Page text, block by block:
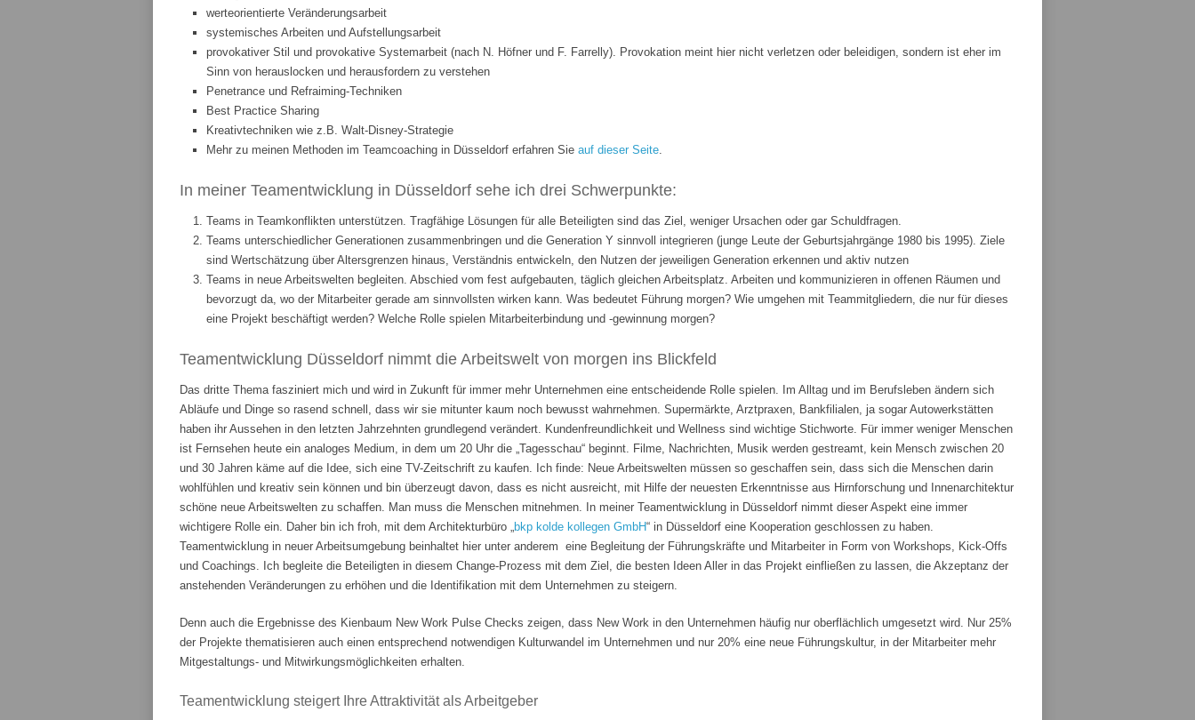
werteorientierte Veränderungsarbeit
systemisches Arbeiten und Aufstellungsarbeit
provokativer Stil und provokative Systemarbeit (nach N. Höfner und F. Farrelly). Provokation meint hier nicht verletzen oder beleidigen, sondern ist eher im
Sinn von herauslocken und herausfordern zu verstehen
Penetrance und Refraiming-Techniken
Best Practice Sharing
Kreativtechniken wie z.B. Walt-Disney-Strategie
Mehr zu meinen Methoden im Teamcoaching in Düsseldorf erfahren Sie auf dieser Seite.
In meiner Teamentwicklung in Düsseldorf sehe ich drei Schwerpunkte:
Teams in Teamkonflikten unterstützen. Tragfähige Lösungen für alle Beteiligten sind das Ziel, weniger Ursachen oder gar Schuldfragen.
Teams unterschiedlicher Generationen zusammenbringen und die Generation Y sinnvoll integrieren (junge Leute der Geburtsjahrgänge 1980 bis 1995). Ziele
sind Wertschätzung über Altersgrenzen hinaus, Verständnis entwickeln, den Nutzen der jeweiligen Generation erkennen und aktiv nutzen
Teams in neue Arbeitswelten begleiten. Abschied vom fest aufgebauten, täglich gleichen Arbeitsplatz. Arbeiten und kommunizieren in offenen Räumen und
bevorzugt da, wo der Mitarbeiter gerade am sinnvollsten wirken kann. Was bedeutet Führung morgen? Wie umgehen mit Teammitgliedern, die nur für dieses
eine Projekt beschäftigt werden? Welche Rolle spielen Mitarbeiterbindung und -gewinnung morgen?
Teamentwicklung Düsseldorf nimmt die Arbeitswelt von morgen ins Blickfeld
Das dritte Thema fasziniert mich und wird in Zukunft für immer mehr Unternehmen eine entscheidende Rolle spielen. Im Alltag und im Berufsleben ändern sich
Abläufe und Dinge so rasend schnell, dass wir sie mitunter kaum noch bewusst wahrnehmen. Supermärkte, Arztpraxen, Bankfilialen, ja sogar Autowerkstätten
haben ihr Aussehen in den letzten Jahrzehnten grundlegend verändert. Kundenfreundlichkeit und Wellness sind wichtige Stichworte. Für immer weniger Menschen
ist Fernsehen heute ein analoges Medium, in dem um 20 Uhr die „Tagesschau“ beginnt. Filme, Nachrichten, Musik werden gestreamt, kein Mensch zwischen 20
und 30 Jahren käme auf die Idee, sich eine TV-Zeitschrift zu kaufen. Ich finde: Neue Arbeitswelten müssen so geschaffen sein, dass sich die Menschen darin
wohlfühlen und kreativ sein können und bin überzeugt davon, dass es nicht ausreicht, mit Hilfe der neuesten Erkenntnisse aus Hirnforschung und Innenarchitektur
schöne neue Arbeitswelten zu schaffen. Man muss die Menschen mitnehmen. In meiner Teamentwicklung in Düsseldorf nimmt dieser Aspekt eine immer
wichtigere Rolle ein. Daher bin ich froh, mit dem Architekturbüro „bkp kolde kollegen GmbH“ in Düsseldorf eine Kooperation geschlossen zu haben.
Teamentwicklung in neuer Arbeitsumgebung beinhaltet hier unter anderem eine Begleitung der Führungskräfte und Mitarbeiter in Form von Workshops, Kick-Offs
und Coachings. Ich begleite die Beteiligten in diesem Change-Prozess mit dem Ziel, die besten Ideen Aller in das Projekt einfließen zu lassen, die Akzeptanz der
anstehenden Veränderungen zu erhöhen und die Identifikation mit dem Unternehmen zu steigern.
Denn auch die Ergebnisse des Kienbaum New Work Pulse Checks zeigen, dass New Work in den Unternehmen häufig nur oberflächlich umgesetzt wird. Nur 25%
der Projekte thematisieren auch einen entsprechend notwendigen Kulturwandel im Unternehmen und nur 20% eine neue Führungskultur, in der Mitarbeiter mehr
Mitgestaltungs- und Mitwirkungsmöglichkeiten erhalten.
Teamentwicklung steigert Ihre Attraktivität als Arbeitgeber